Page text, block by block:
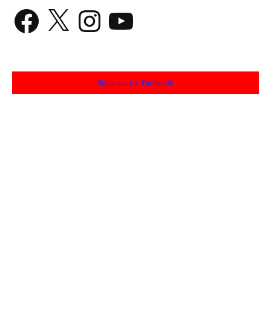
Facebook X Instagram
Síguenos en: Facebook